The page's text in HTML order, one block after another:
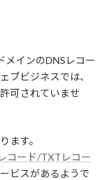
メインのDNSレコー
ブビジネスでは、
可されていませ
ます。
コード/TXTレコー
ビスがあるようで